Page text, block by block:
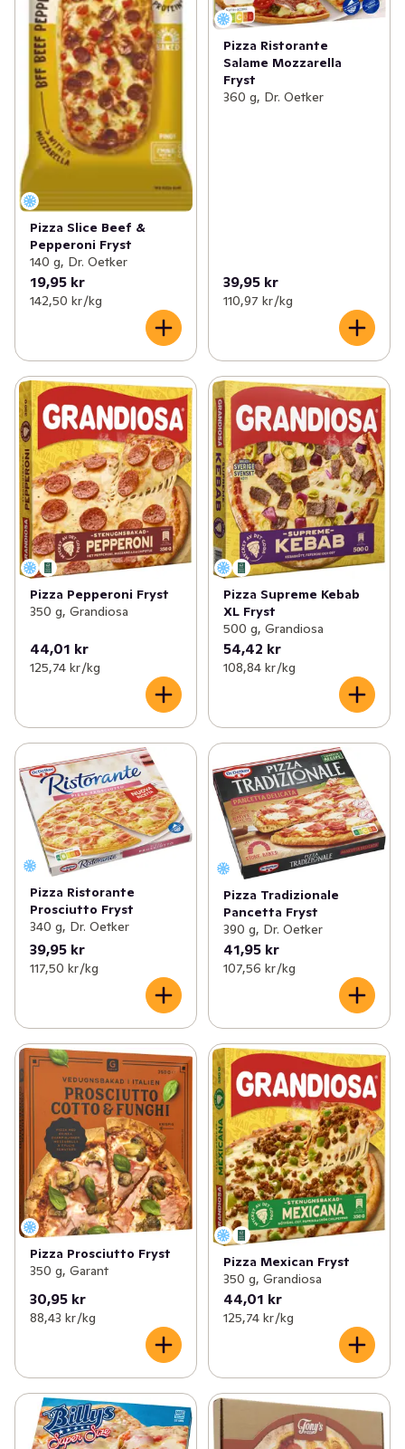
Pizza Slice Beef &
Pepperoni Fryst
140 g, Dr. Oetker
19,95 kr
142,50 kr /kg
Pizza Ristorante
Salame Mozzarella
Fryst
360 g, Dr. Oetker
39,95 kr
110,97 kr /kg
Pizza Pepperoni Fryst
350 g, Grandiosa
44,01 kr
125,74 kr /kg
Pizza Supreme Kebab
XL Fryst
500 g, Grandiosa
54,42 kr
108,84 kr /kg
Pizza Ristorante
Prosciutto Fryst
340 g, Dr. Oetker
39,95 kr
117,50 kr /kg
Pizza Tradizionale
Pancetta Fryst
390 g, Dr. Oetker
41,95 kr
107,56 kr /kg
Pizza Prosciutto Fryst
350 g, Garant
30,95 kr
88,43 kr /kg
Pizza Mexican Fryst
350 g, Grandiosa
44,01 kr
125,74 kr /kg